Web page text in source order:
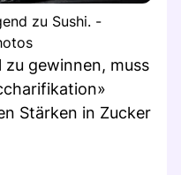
zu Sushi. -
zu gewinnen, muss
Stärken in Zucker